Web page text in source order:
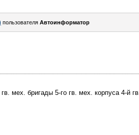
пользователя Автоинформатор
мех. бригады 5-го гв. мех. корпуса 4-й